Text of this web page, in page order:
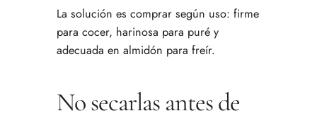
La solución es comprar según uso: firme
para cocer, harinosa para puré y
adecuada en almidón para freír.
No secarlas antes de